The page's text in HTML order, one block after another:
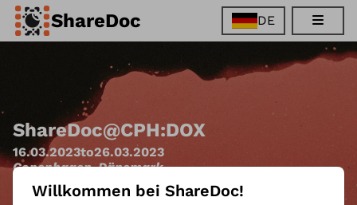
ShareDoc
DE
EN
FR
ShareDoc@CPH:DOX
16.03.2023to26.03.2023
Copenhagen-Dänemark
Read more
Willkommen bei ShareDoc!